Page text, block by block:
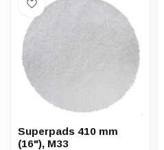
Superpads 410 mm
(16"), M33